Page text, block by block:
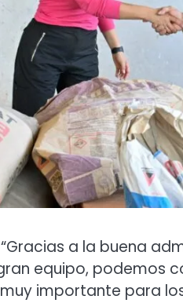
a la buena
equipo, podemos
importante para